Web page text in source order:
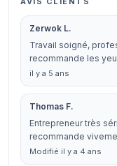
Zerwok L.
Travail soigné,
recommande les
il y a 5 ans
Thomas F.
Entrepreneur très
recommande
Modifié il y a 4 ans